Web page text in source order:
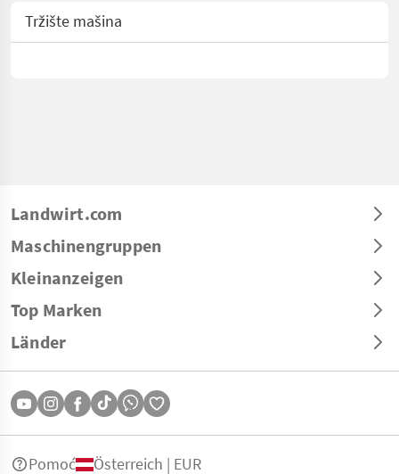
Tržište mašina
Landwirt.com
Maschinengruppen
Kleinanzeigen
Top Marken
Länder
Pomoć Österreich | EUR